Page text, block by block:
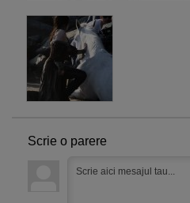
Scrie o parere